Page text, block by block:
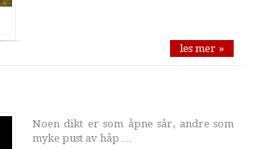
les mer »
Noen dikt er som åpne sår, andre som
myke pust av håp …